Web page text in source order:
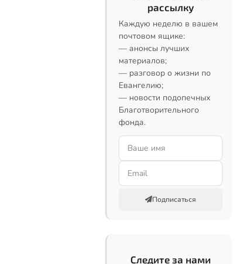
рассылку
Каждую неделю в вашем
почтовом ящике:
— анонсы лучших
материалов;
— разговор о жизни по
Евангелию;
— новости подопечных
Благотворительного
фонда.
Подписаться
Следите за нами